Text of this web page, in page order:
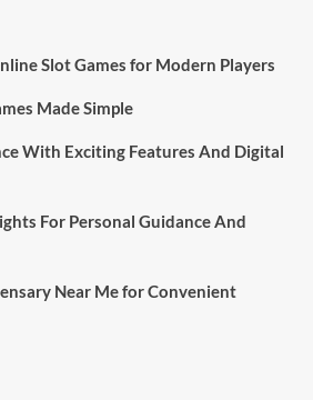
Slot Games for Modern Players
Made Simple
With Exciting Features And Digital
For Personal Guidance And
Near Me for Convenient